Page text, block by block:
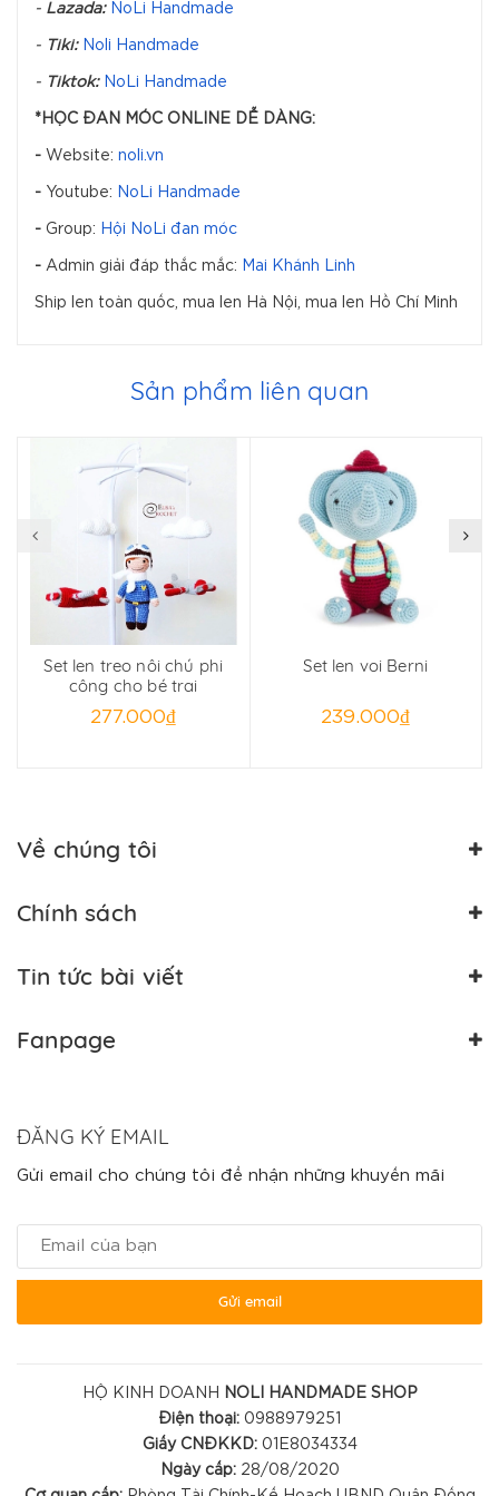
- Lazada: NoLi Handmade
- Tiki: Noli Handmade
- Tiktok: NoLi Handmade
*HỌC ĐAN MÓC ONLINE DỄ DÀNG:
- Website: noli.vn
- Youtube: NoLi Handmade
- Group: Hội NoLi đan móc
- Admin giải đáp thắc mắc: Mai Khánh Linh
Ship len toàn quốc, mua len Hà Nội, mua len Hồ Chí Minh
Sản phẩm liên quan
Set len treo nôi chú phi
công cho bé trai
277.000₫
Set len voi Berni
239.000₫
Về chúng tôi
Chính sách
Tin tức bài viết
Fanpage
ĐĂNG KÝ EMAIL
Gửi email cho chúng tôi để nhận những khuyến mãi
Gửi email
HỘ KINH DOANH
NOLI HANDMADE SHOP
Điện thoại: 0988979251
Giấy CNĐKKD:01E8034334
Ngày cấp:28/08/2020